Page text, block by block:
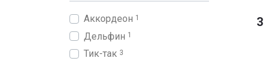
Аккордеон 1
Дельфин 1
Тик-так 3
3